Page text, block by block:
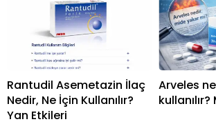
Rantudil Asemetazin İlaç
Nedir, Ne İçin Kullanılır?
Yan Etkileri
Arveles